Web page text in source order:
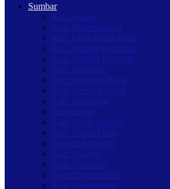
Sumbar
Kab. Agam
Kab. Dharmasraya
Kab. Lima Puluh Kota
Kab. Padang Pariaman
Kota Padang Panjang
Kab. Pasaman
Kab. Pasaman Barat
Kab. Pesisir Selatan
Kab. Sijunjung
Kab. Solok
Kab. Solok Selatan
Kab. Tanah Datar
Kota Bukittinggi
Kota Padang
Kota Pariaman
Kota Payakumbuh
Kota Sawahlunto